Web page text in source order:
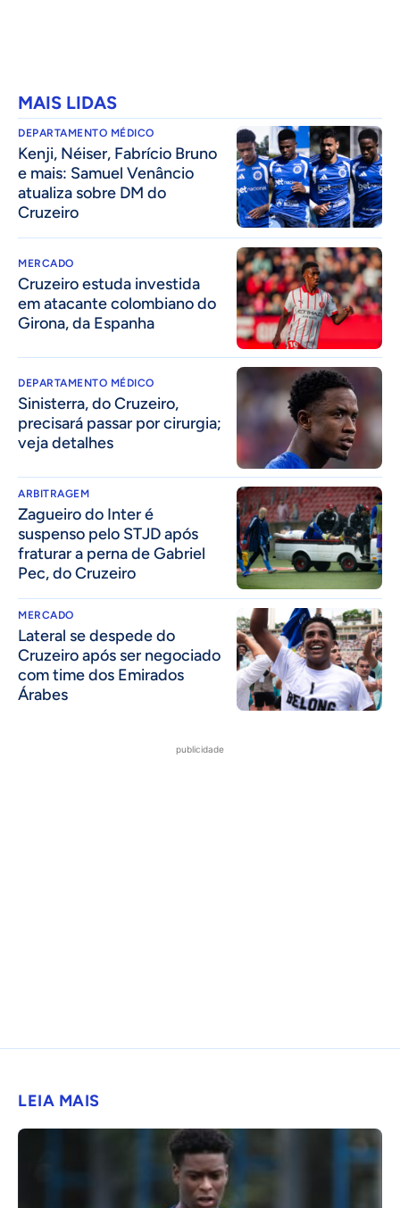
MAIS LIDAS
DEPARTAMENTO MÉDICO
Kenji, Néiser, Fabrício Bruno
e mais: Samuel Venâncio
atualiza sobre DM do
Cruzeiro
MERCADO
Cruzeiro estuda investida
em atacante colombiano do
Girona, da Espanha
DEPARTAMENTO MÉDICO
Sinisterra, do Cruzeiro,
precisará passar por cirurgia;
veja detalhes
ARBITRAGEM
Zagueiro do Inter é
suspenso pelo STJD após
fraturar a perna de Gabriel
Pec, do Cruzeiro
MERCADO
Lateral se despede do
Cruzeiro após ser negociado
com time dos Emirados
Árabes
publicidade
LEIA MAIS